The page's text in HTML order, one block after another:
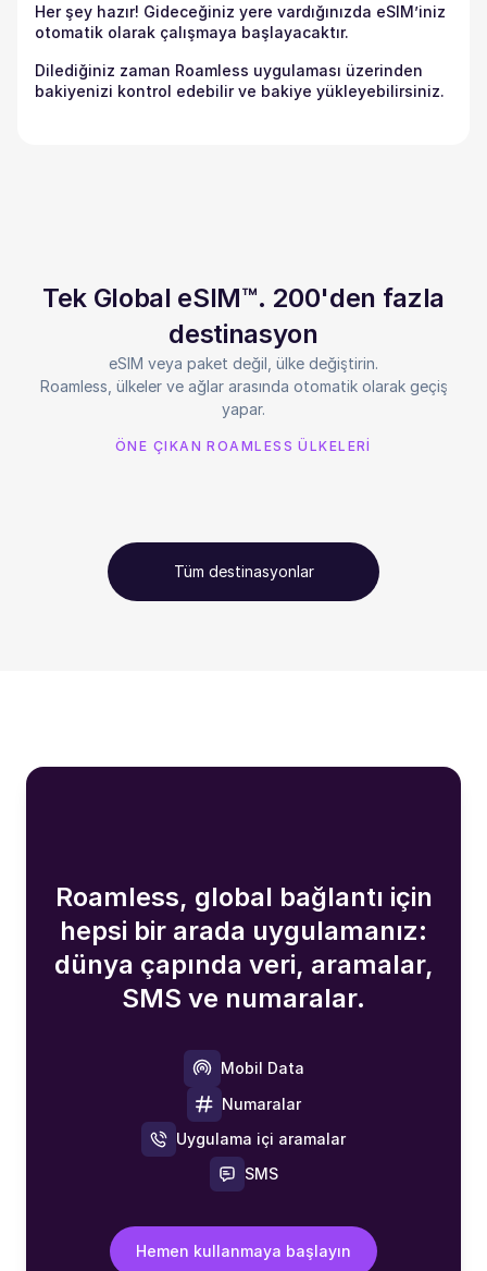
Her şey hazır! Gideceğiniz yere vardığınızda eSIM’iniz
otomatik olarak çalışmaya başlayacaktır.
Dilediğiniz zaman Roamless uygulaması üzerinden
bakiyenizi kontrol edebilir ve bakiye yükleyebilirsiniz.
Tek Global eSIM™. 200'den fazla
destinasyon
eSIM veya paket değil, ülke değiştirin.
Roamless, ülkeler ve ağlar arasında otomatik olarak geçiş
yapar.
ÖNE ÇIKAN ROAMLESS ÜLKELERİ
Tüm destinasyonlar
Roamless, global bağlantı için
hepsi bir arada uygulamanız:
dünya çapında veri, aramalar,
SMS ve numaralar.
Mobil Data
Numaralar
Uygulama içi aramalar
SMS
Hemen kullanmaya başlayın